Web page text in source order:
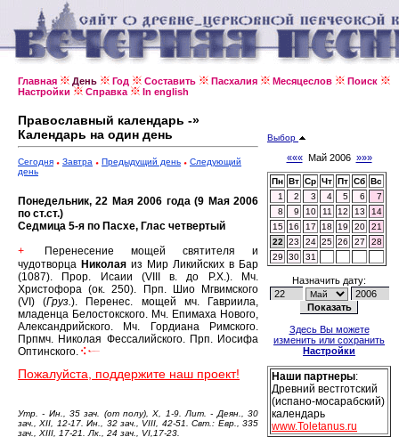
Главная День Год Составить Пасхалия Месяцеслов
Поиск
Настройки
Справка In english
Православный календарь -»
Календарь на один день
Сегодня Завтра Предыдущий день
Следующий
день
Понедельник, 22 Мая 2006 года (9 Мая 2006
по ст.ст.)
Седмица 5-я по Пасхе, Глас четвертый
+
Перенесение мощей святителя и
чудотворца Николая из Мир Ликийских в Бар
(1087).
Прор. Исаии (VIII в. до Р.Х.).
Мч.
Христофора (ок. 250).
Прп. Шио Мгвимского
(VI) (Груз.).
Перенес. мощей мч. Гавриила,
младенца Белостокского. Мч. Епимаха Нового,
Александрийского.
Мч. Гордиaна Римского.
Прпмч. Николая Фессалийского. Прп. Иосифа
Оптинского.
Пожалуйста, поддержите наш проект!
Утр. - Ин., 35 зач. (от полу), Х, 1-9. Лит. - Деян., 30
зач., ХІІ, 12-17. Ин., 32 зач., VIII, 42-51. Свт.: Евр., 335
зач., ХІІІ, 17-21. Лк., 24 зач., VI,17-23.
Выбор
«««Май 2006 »»»
Пн Вт Ср Чт Пт Сб Вс
1
2 3 4 5 6
7
8
9 10 11 12 13
14
15
16 17 18 19 20
21
22
23 24 25 26 27
28
29
30 31
Назначить дату:
Здесь Вы можете
изменить или сохранить
Настройки
Наши партнеры:
Древний вестготский
(испано-мосарабский)
календарь
www.Toletanus.ru